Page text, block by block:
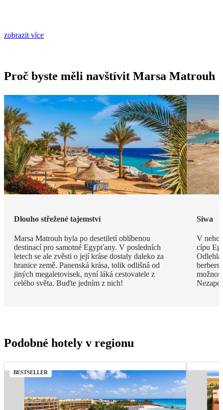
zobrazit více
Proč byste měli navštívit Marsa Matrouh
Dlouho střežené tajemství
Marsa Matrouh byla po desetiletí oblíbenou
destinací pro samotné Egypťany. V posledních
letech se ale zvěsti o její kráse dostaly daleko za
hranice země. Panenská krása, tolik odlišná od
jiných megaletovisek, nyní láká cestovatele z
celého světa. Buďte jedním z nich!
Siwa
V
cípu
Odlehlá
Podobné hotely v regionu
BESTSELLER